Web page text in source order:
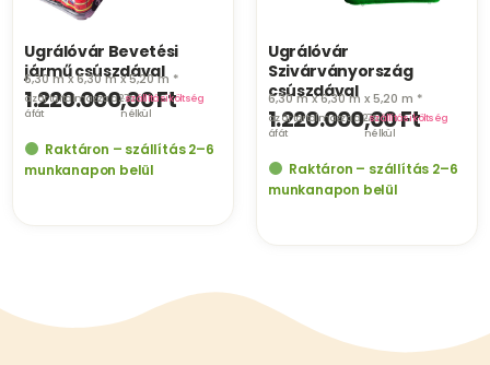
Ugrálóvár Bevetési
jármű csúszdával
6,30 m x 6,30 m x 5,20 m *
1.220.000,00Ft
az ár tartalmazza a 27%
áfát
·szállítási költség
nélkül
Raktáron – szállítás 2–6
munkanapon belül
Ugrálóvár
Szivárványország
csúszdával
6,30 m x 6,30 m x 5,20 m *
1.220.000,00Ft
az ár tartalmazza a 27%
áfát
·szállítási költség
nélkül
Raktáron – szállítás 2–6
munkanapon belül